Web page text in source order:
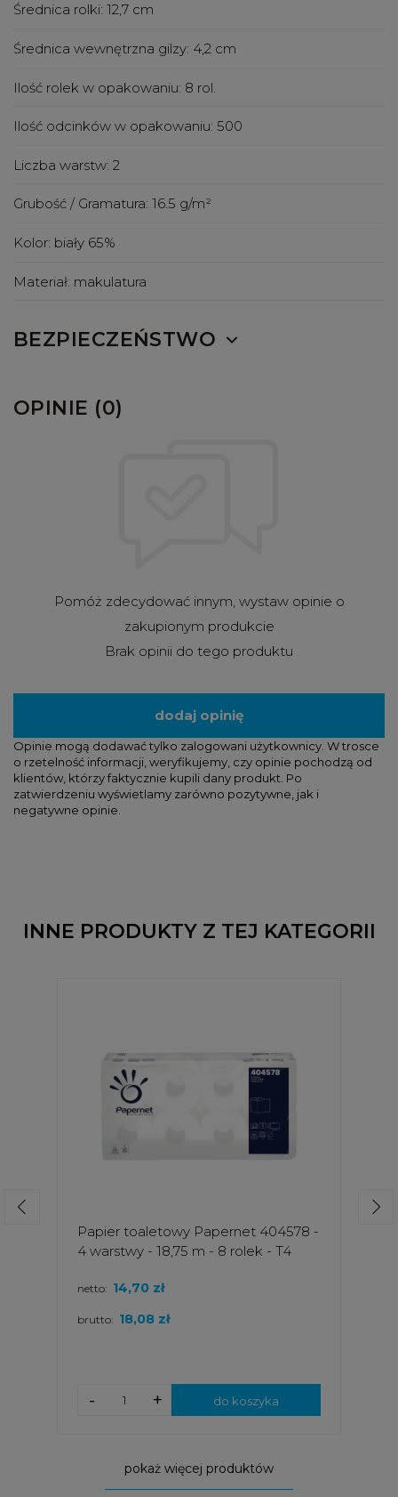
Średnica rolki: 12,7 cm
Średnica wewnętrzna gilzy: 4,2 cm
Ilość rolek w opakowaniu: 8 rol.
Ilość odcinków w opakowaniu: 500
Liczba warstw: 2
Grubość / Gramatura: 16.5 g/m²
Kolor: biały 65%
Materiał: makulatura
BEZPIECZEŃSTWO
OPINIE (0)
Pomóż zdecydować innym, wystaw opinie o
zakupionym produkcie
Brak opinii do tego produktu
dodaj opinię
Opinie mogą dodawać tylko zalogowani użytkownicy. W trosce
o rzetelność informacji, weryfikujemy, czy opinie pochodzą od
klientów, którzy faktycznie kupili dany produkt. Po
zatwierdzeniu wyświetlamy zarówno pozytywne, jak i
negatywne opinie.
INNE PRODUKTY Z TEJ KATEGORII
Papier toaletowy Papernet 404578 -
4 warstwy - 18,75 m - 8 rolek - T4
brutto: 18,08 zł
netto: 14,70 zł
+
- do koszyka
pokaż więcej produktów